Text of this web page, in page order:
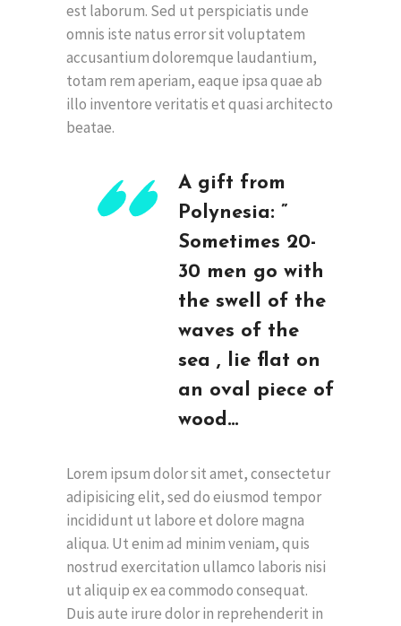
est laborum. Sed ut perspiciatis unde
omnis iste natus error sit voluptatem
accusantium doloremque laudantium,
totam rem aperiam, eaque ipsa quae ab
illo inventore veritatis et quasi architecto
beatae.
A gift from
Polynesia: ”
Sometimes 20-
30 men go with
the swell of the
waves of the
sea , lie flat on
an oval piece of
wood…
Lorem ipsum dolor sit amet, consectetur
adipisicing elit, sed do eiusmod tempor
incididunt ut labore et dolore magna
aliqua. Ut enim ad minim veniam, quis
nostrud exercitation ullamco laboris nisi
ut aliquip ex ea commodo consequat.
Duis aute irure dolor in reprehenderit in